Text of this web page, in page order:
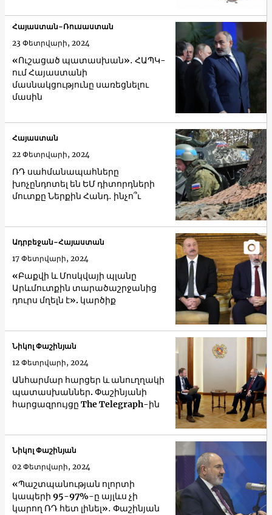
«Ուշացած պատասխան»․ ՀԱՊԿ-
ում Հայաստանի
մասնակցությունը սառեցնելու
մասին
Հայաստան-Ռուսաստան
23 Փետրվարի, 2024
ՌԴ սահմանապահները
խոչընդոտել են ԵՄ դիտորդների
մուտքը Ներքին Հանդ․ ինչո՞ւ
Հայաստան
22 Փետրվարի, 2024
«Բաքվի և Մոսկվայի պլանը
Արևմուտքին տարածաշրջանից
դուրս մղելն է». կարծիք
Ադրբեջան-Հայաստան
17 Փետրվարի, 2024
Անհարմար հարցեր և անուղղակի
պատասխաններ. Փաշինյանի
հարցազրույցը The Telegraph-ին
Նիկոլ Փաշինյան
12 Փետրվարի, 2024
«Պաշտպանության ոլորտի
կապերի 95-97%-ը այլևս չի
կարող ՌԴ հետ լինել»․ Փաշինյան
Նիկոլ Փաշինյան
02 Փետրվարի, 2024